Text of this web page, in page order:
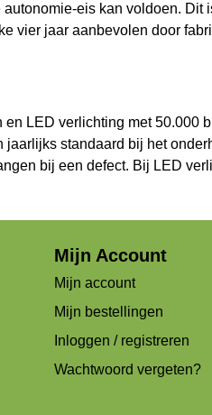
eis kan voldoen. Dit
vier jaar aanbevolen door
LED verlichting met 50.000
standaard bij het
bij een defect. Bij LED
Mijn Account
Mijn account
Mijn bestellingen
Inloggen / registreren
Wachtwoord vergeten?